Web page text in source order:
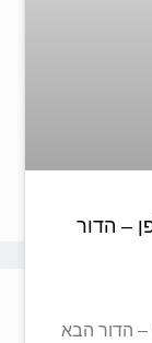
– הדור
– הדור הבא